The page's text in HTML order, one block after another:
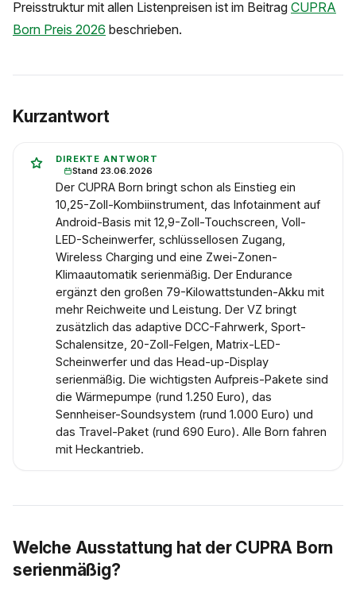
Preisstruktur mit allen Listenpreisen ist im Beitrag CUPRA
Born Preis 2026 beschrieben.
Kurzantwort
DIREKTE ANTWORT
Stand 23.06.2026
Der CUPRA Born bringt schon als Einstieg ein
10,25-Zoll-Kombiinstrument, das Infotainment auf
Android-Basis mit 12,9-Zoll-Touchscreen, Voll-
LED-Scheinwerfer, schlüssellosen Zugang,
Wireless Charging und eine Zwei-Zonen-
Klimaautomatik serienmäßig. Der Endurance
ergänzt den großen 79-Kilowattstunden-Akku mit
mehr Reichweite und Leistung. Der VZ bringt
zusätzlich das adaptive DCC-Fahrwerk, Sport-
Schalensitze, 20-Zoll-Felgen, Matrix-LED-
Scheinwerfer und das Head-up-Display
serienmäßig. Die wichtigsten Aufpreis-Pakete sind
die Wärmepumpe (rund 1.250 Euro), das
Sennheiser-Soundsystem (rund 1.000 Euro) und
das Travel-Paket (rund 690 Euro). Alle Born fahren
mit Heckantrieb.
Welche Ausstattung hat der CUPRA Born
serienmäßig?